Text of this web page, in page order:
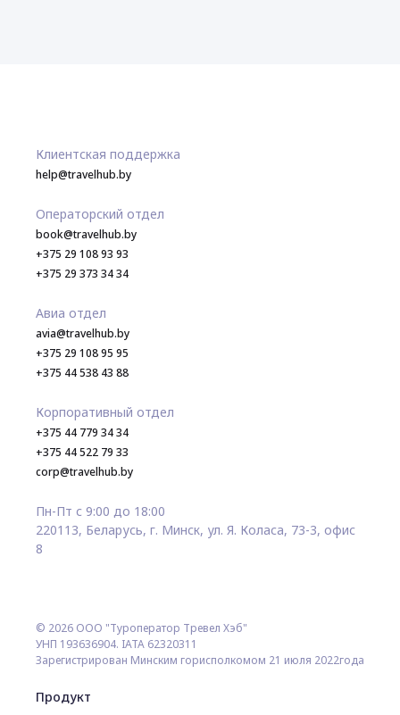
Клиентская поддержка
help@travelhub.by
Операторский отдел
book@travelhub.by
+375 29 108 93 93
+375 29 373 34 34
Авиа отдел
avia@travelhub.by
+375 29 108 95 95
+375 44 538 43 88
Корпоративный отдел
+375 44 779 34 34
+375 44 522 79 33
corp@travelhub.by
Пн-Пт с 9:00 до 18:00
220113, Беларусь, г. Минск, ул. Я. Коласа, 73-3, офис
8
© 2026 ООО "Туроператор Тревел Хэб"
УНП 193636904. IATA 62320311
Зарегистрирован Минским горисполкомом 21 июля 2022года
Продукт